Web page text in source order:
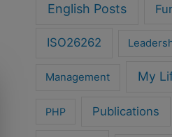
English Posts
ISO26262
Management My
PHP Publications